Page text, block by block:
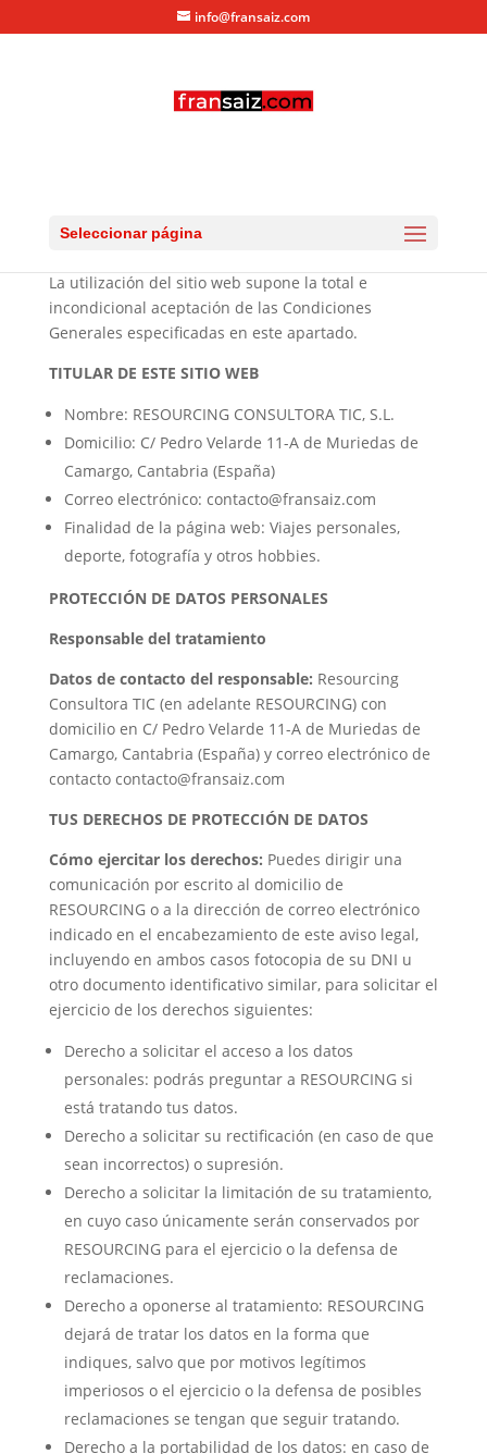
info@fransaiz.com
Seleccionar página
Cookies
La utilización del sitio web supone la total e
incondicional aceptación de las Condiciones
Generales especificadas en este apartado.
TITULAR DE ESTE SITIO WEB
Nombre: RESOURCING CONSULTORA TIC, S.L.
Domicilio: C/ Pedro Velarde 11-A de Muriedas de
Camargo, Cantabria (España)
Correo electrónico: contacto@fransaiz.com
Finalidad de la página web: Viajes personales,
deporte, fotografía y otros hobbies.
PROTECCIÓN DE DATOS PERSONALES
Responsable del tratamiento
Datos de contacto del responsable: Resourcing
Consultora TIC (en adelante RESOURCING) con
domicilio en C/ Pedro Velarde 11-A de Muriedas de
Camargo, Cantabria (España) y correo electrónico de
contacto contacto@fransaiz.com
TUS DERECHOS DE PROTECCIÓN DE DATOS
Cómo ejercitar los derechos: Puedes dirigir una
comunicación por escrito al domicilio de
RESOURCING o a la dirección de correo electrónico
indicado en el encabezamiento de este aviso legal,
incluyendo en ambos casos fotocopia de su DNI u
otro documento identificativo similar, para solicitar el
ejercicio de los derechos siguientes:
Derecho a solicitar el acceso a los datos
personales: podrás preguntar a RESOURCING si
está tratando tus datos.
Derecho a solicitar su rectificación (en caso de que
sean incorrectos) o supresión.
Derecho a solicitar la limitación de su tratamiento,
en cuyo caso únicamente serán conservados por
RESOURCING para el ejercicio o la defensa de
reclamaciones.
Derecho a oponerse al tratamiento: RESOURCING
dejará de tratar los datos en la forma que
indiques, salvo que por motivos legítimos
imperiosos o el ejercicio o la defensa de posibles
reclamaciones se tengan que seguir tratando.
Derecho a la portabilidad de los datos: en caso de